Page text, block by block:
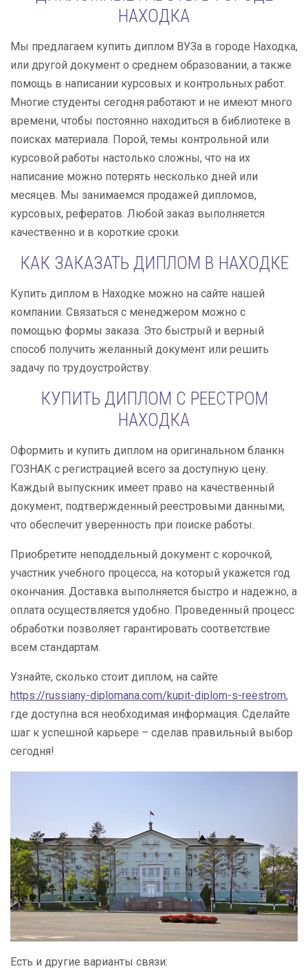
НАХОДКА
Мы предлагаем купить диплом ВУЗа в городе Находка,
или другой документ о среднем образовании, а также
помощь в написании курсовых и контрольных работ.
Многие студенты сегодня работают и не имеют много
времени, чтобы постоянно находиться в библиотеке в
поисках материала. Порой, темы контрольной или
курсовой работы настолько сложны, что на их
написание можно потерять несколько дней или
месяцев. Мы занимаемся продажей дипломов,
курсовых, рефератов. Любой заказ выполняется
качественно и в короткие сроки.
КАК ЗАКАЗАТЬ ДИПЛОМ В НАХОДКЕ
Купить диплом в Находке можно на сайте нашей
компании. Связаться с менеджером можно с
помощью формы заказа. Это быстрый и верный
способ получить желанный документ или решить
задачу по трудоустройству.
КУПИТЬ ДИПЛОМ С РЕЕСТРОМ
НАХОДКА
Оформить и купить диплом на оригинальном бланкн
ГОЗНАК с регистрацией всего за доступную цену.
Каждый выпускник имеет право на качественный
документ, подтвержденный реестровыми данными,
что обеспечит уверенность при поиске работы.
Приобретите неподдельный документ с корочкой,
участник учебного процесса, на который укажется год
окончания. Доставка выполняется быстро и надежно, а
оплата осуществляется удобно. Проведенный процесс
обработки позволяет гарантировать соответствие
всем стандартам.
Узнайте, сколько стоит диплом, на сайте
https://russiany-diplomana.com/kupit-diplom-s-reestrom,
где доступна вся необходимая информация. Сделайте
шаг к успешной карьере – сделав правильный выбор
сегодня!
Есть и другие варианты связи: